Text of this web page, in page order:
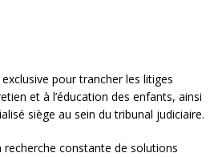
pour trancher les litiges
et à l’éducation des enfants, ainsi
siège au sein du tribunal judiciaire.
recherche constante de solutions